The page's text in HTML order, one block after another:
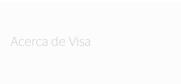
Acerca de Visa